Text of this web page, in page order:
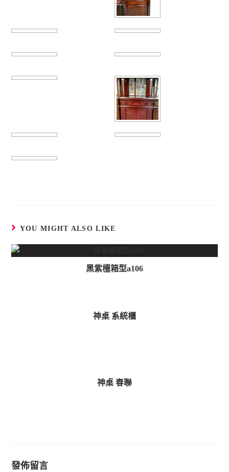
YOU MIGHT ALSO LIKE
黑紫檀箱型a106
神桌 系統櫃
神桌 春聯
發佈留言